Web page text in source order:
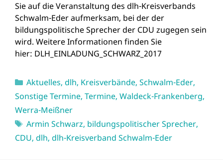
Sie auf die Veranstaltung des dlh-Kreisverbands
Schwalm-Eder aufmerksam, bei der der
bildungspolitische Sprecher der CDU zugegen sein
wird. Weitere Informationen finden Sie
hier: DLH_EINLADUNG_SCHWARZ_2017
Kategorien
Aktuelles, dlh, Kreisverbände, Schwalm-Eder,
Sonstige Termine, Termine, Waldeck-Frankenberg,
Werra-Meißner
Schlagwörter
Armin Schwarz, bildungspolitischer Sprecher,
CDU, dlh, dlh-Kreisverband Schwalm-Eder